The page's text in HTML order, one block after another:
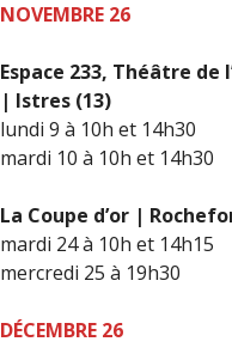
NOVEMBRE 26
Espace 233, Théâtre de
| Istres (13)
lundi 9 à 10h et 14h30
mardi 10 à 10h et 14h30
La Coupe d’or |
mardi 24 à 10h et 14h15
mercredi 25 à 19h30
DÉCEMBRE 26